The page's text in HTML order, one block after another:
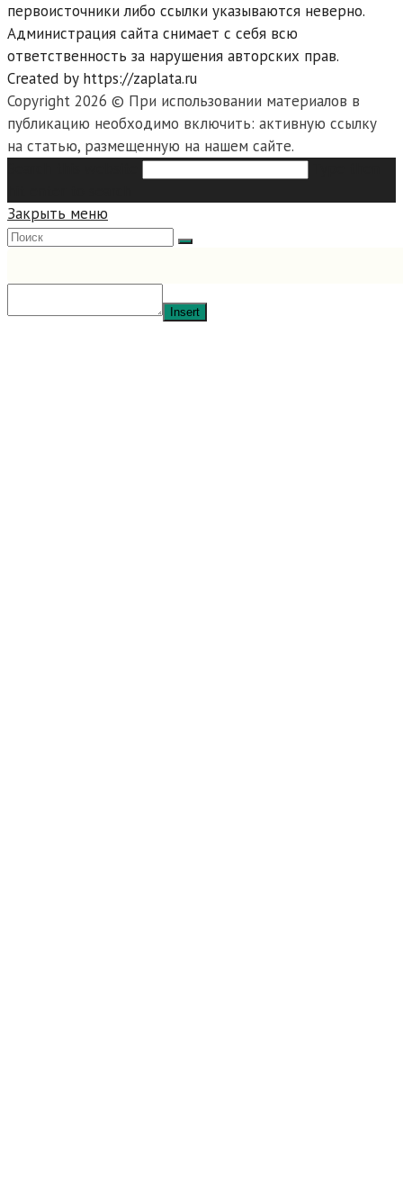
первоисточники либо ссылки указываются неверно.
Администрация сайта снимает с себя всю
ответственность за нарушения авторских прав.
Created by https://zaplata.ru
Copyright 2026 © При использовании материалов в
публикацию необходимо включить: активную ссылку
на статью, размещенную на нашем сайте.
Закрыть меню
Insert